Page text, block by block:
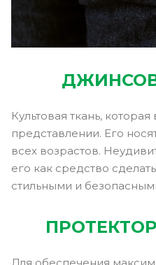
Культовая ткань,
представлении. Его
всех возрастов.
его как средство
стильными и